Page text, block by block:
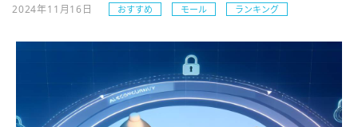
2024年11月16日 おすすめ モール ランキング